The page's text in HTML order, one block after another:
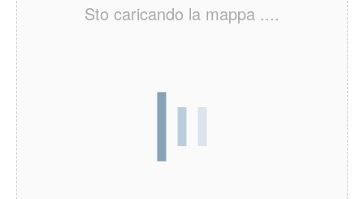
Sto caricando la mappa ....